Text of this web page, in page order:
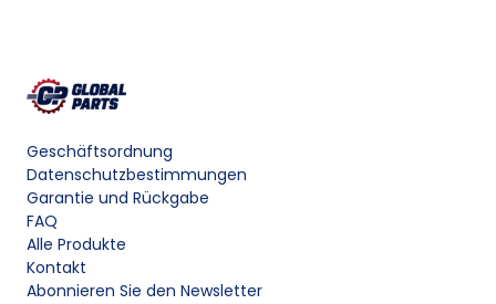
Geschäftsordnung
Datenschutzbestimmungen
Garantie und Rückgabe
FAQ
Alle Produkte
Kontakt
Abonnieren Sie den Newsletter